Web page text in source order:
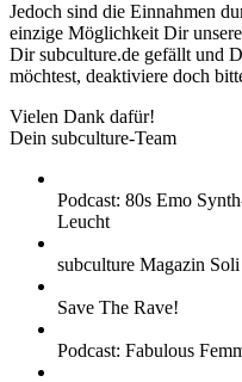
Jedoch sind die Einnahmen
einzige Möglichkeit Dir
Dir subculture.de gefällt und
möchtest, deaktiviere doch
Vielen Dank dafür!
Dein subculture-Team
Podcast: 80s Emo
Leucht
subculture Magazin
Save The Rave!
Podcast: Fabulous